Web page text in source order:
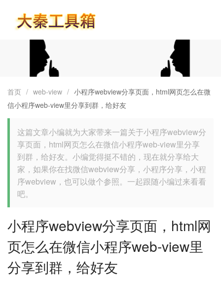
首页 / web-view / 小程序webview分享页面，html网页怎么在微
信小程序web-view里分享到群，给好友
这篇文章小编就为大家带来一篇关于小程序webview分
享页面，html网页怎么在微信小程序web-view里分享
到群，给好友。小编觉得挺不错的，现在就分享给大
家，如果你在找微信webview分享，小程序分享，小程
序webview，也可以做个参照。一起跟随小编过来看看
吧。
小程序webview分享页面，html网
页怎么在微信小程序web-view里
分享到群，给好友